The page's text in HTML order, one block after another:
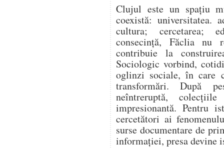
Clujul este un spațiu
coexistă: universitatea.
cultura; cercetarea;
consecință, Făclia nu
contribuie la
Sociologic vorbind,
oglinzi sociale, în care
transformări. După
neîntreruptă,
impresionantă. Pentru
cercetători ai
surse documentare de
informației, presa devine